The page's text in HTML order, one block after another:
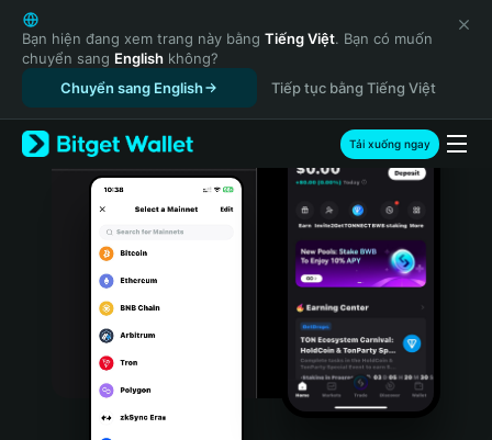
English
日本語
Tiếng Việt
Русский
Español (Latinoamérica)
Türkçe
Italiano
Português (Portugal)
Bahasa Indonesia
Bạn hiện đang xem trang này bằng Tiếng Việt. Bạn có muốn
chuyển sang English không?
Chuyển sang English
Tiếp tục bằng Tiếng Việt
Tải xuống ngay